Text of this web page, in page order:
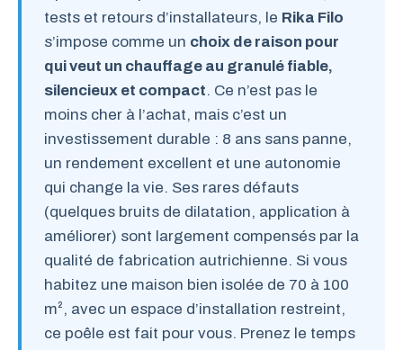
tests et retours d’installateurs, le Rika Filo
s’impose comme un choix de raison pour
qui veut un chauffage au granulé fiable,
silencieux et compact. Ce n’est pas le
moins cher à l’achat, mais c’est un
investissement durable : 8 ans sans panne,
un rendement excellent et une autonomie
qui change la vie. Ses rares défauts
(quelques bruits de dilatation, application à
améliorer) sont largement compensés par la
qualité de fabrication autrichienne. Si vous
habitez une maison bien isolée de 70 à 100
m², avec un espace d’installation restreint,
ce poêle est fait pour vous. Prenez le temps